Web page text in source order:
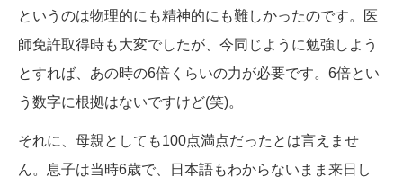
というのは物理的にも精神的にも難しかったのです。医
師免許取得時も大変でしたが、今同じように勉強しよう
とすれば、あの時の6倍くらいの力が必要です。6倍とい
う数字に根拠はないですけど(笑)。
それに、母親としても100点満点だったとは言えませ
ん。息子は当時6歳で、日本語もわからないまま来日し